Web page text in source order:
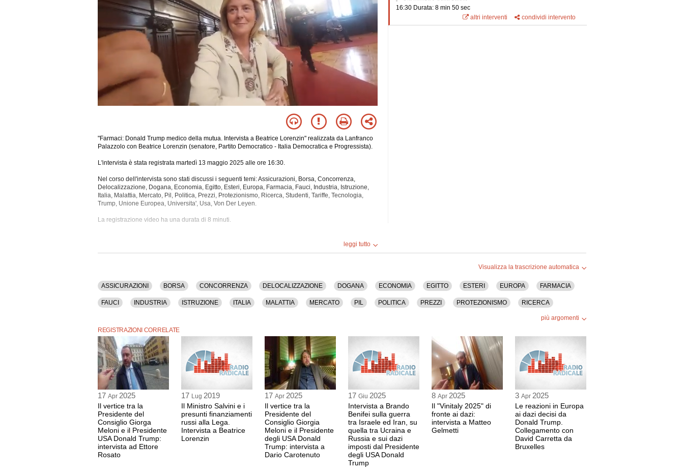
"Farmaci: Donald Trump medico della mutua. Intervista a Beatrice Lorenzin" realizzata da Lanfranco
Palazzolo con Beatrice Lorenzin (senatore, Partito Democratico - Italia Democratica e Progressista).
L'intervista è stata registrata martedì 13 maggio 2025 alle ore 16:30.
Nel corso dell'intervista sono stati discussi i seguenti temi: Assicurazioni, Borsa, Concorrenza,
Delocalizzazione, Dogana, Economia, Egitto, Esteri, Europa, Farmacia, Fauci, Industria, Istruzione,
Italia, Malattia, Mercato, Pil, Politica, Prezzi, Protezionismo, Ricerca, Studenti, Tariffe, Tecnologia,
Trump, Unione Europea, Universita', Usa, Von Der Leyen.
La registrazione video ha una durata di 8 minuti.
leggi tutto
16:30 Durata: 8 min 50 sec
altri interventi
condividi intervento
Visualizza la trascrizione automatica
ASSICURAZIONI BORSA CONCORRENZA DELOCALIZZAZIONE DOGANA ECONOMIA EGITTO ESTERI EUROPA FARMACIA
FAUCI INDUSTRIA ISTRUZIONE ITALIA MALATTIA MERCATO PIL POLITICA PREZZI PROTEZIONISMO RICERCA
più argomenti
REGISTRAZIONI CORRELATE
17 Apr 2025
Il vertice tra la
Presidente del
Consiglio Giorga
Meloni e il Presidente
USA Donald Trump:
intervista ad Ettore
Rosato
17 Lug 2019
Il Ministro Salvini e i
presunti finanziamenti
russi alla Lega.
Intervista a Beatrice
Lorenzin
17 Apr 2025
Il vertice tra la
Presidente del
Consiglio Giorgia
Meloni e il Presidente
degli USA Donald
Trump: intervista a
Dario Carotenuto
17 Giu 2025
Intervista a Brando
Benifei sulla guerra
tra Israele ed Iran, su
quella tra Ucraina e
Russia e sui dazi
imposti dal Presidente
degli USA Donald
Trump
8 Apr 2025
Il "Vinitaly 2025" di
fronte ai dazi:
intervista a Matteo
Gelmetti
3 Apr 2025
Le reazioni in Europa
ai dazi decisi da
Donald Trump.
Collegamento con
David Carretta da
Bruxelles